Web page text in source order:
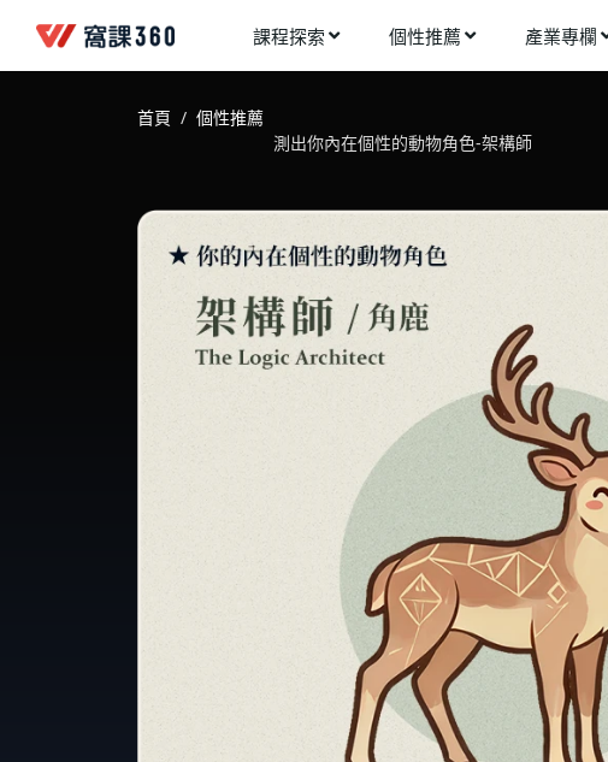
課程探索
手機APP開發
健康生活
程式與資料庫
視覺設計
個性推薦
架構師
領航者
執行者
產業專欄
健康生活
理財投資
所有專欄
今天想要學什麼?
窩課推薦給您
首頁
個性推薦
測出你內在個性的動物角色-架構師